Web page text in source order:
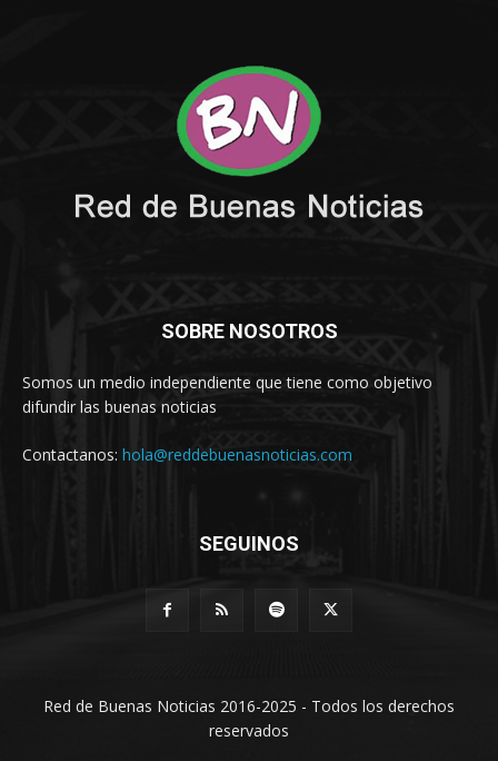
SOBRE NOSOTROS
Somos un medio independiente que tiene como objetivo
difundir las buenas noticias
Contactanos: hola@reddebuenasnoticias.com
SEGUINOS
Red de Buenas Noticias 2016-2025 - Todos los derechos
reservados